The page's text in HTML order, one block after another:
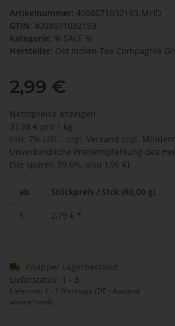
Artikelnummer: 4008071032193-MHD
GTIN: 4008071032193
Kategorie: % SALE %
Hersteller: Ost Indien Tee Compagnie
2,99 €
Nettopreise anzeigen
37,38 € pro 1 kg
inkl. 7% USt. , zzgl. Versand zzgl.
Unverbindliche Preisempfehlung des
(Sie sparen 39.6%, also 1,96 €)
ab Stückpreis / Stck (80,00 g)
5 2,79 € *
Knapper Lagerbestand
Lieferstatus: 1 - 3
Lieferzeit: 1 - 3 Werktage (DE - Ausland
abweichend)